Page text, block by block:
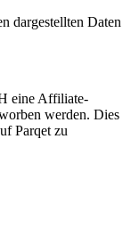
dargestellten Daten
eine Affiliate-
werden. Dies
Parqet zu